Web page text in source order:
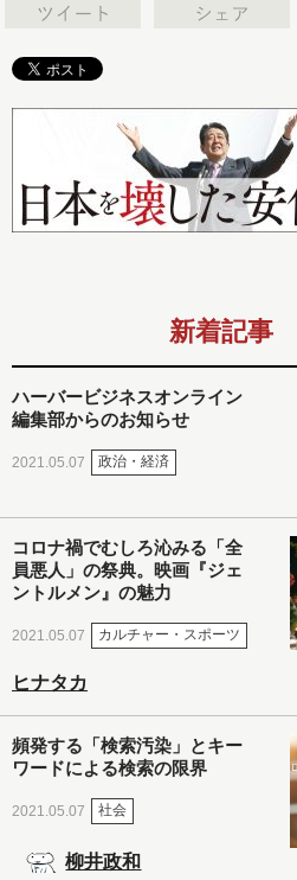
新着記事
ハーバービジネスオンライン
編集部からのお知らせ
2021.05.07 政治・経済
コロナ禍でむしろ沁みる「全
員悪人」の祭典。映画『ジェ
ントルメン』の魅力
2021.05.07 カルチャー・スポーツ
ヒナタカ
頻発する「検索汚染」とキー
ワードによる検索の限界
2021.05.07 社会
柳井政和